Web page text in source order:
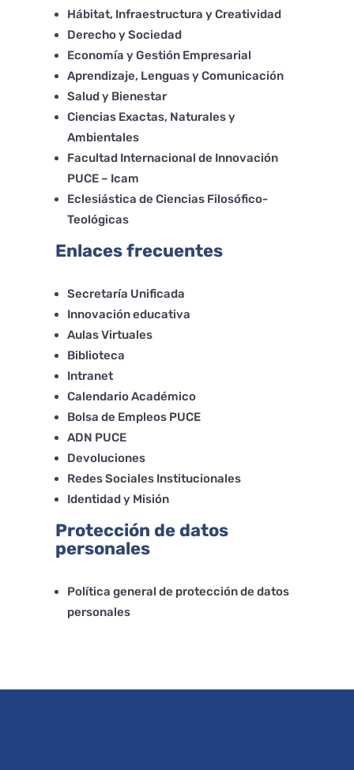
Hábitat, Infraestructura y Creatividad
Derecho y Sociedad
Economía y Gestión Empresarial
Aprendizaje, Lenguas y Comunicación
Salud y Bienestar
Ciencias Exactas, Naturales y
Ambientales
Facultad Internacional de Innovación
PUCE – Icam
Eclesiástica de Ciencias Filosófico-
Teológicas
Enlaces frecuentes
Secretaría Unificada
Innovación educativa
Aulas Virtuales
Biblioteca
Intranet
Calendario Académico
Bolsa de Empleos PUCE
ADN PUCE
Devoluciones
Redes Sociales Institucionales
Identidad y Misión
Protección de datos
personales
Política general de protección de datos
personales